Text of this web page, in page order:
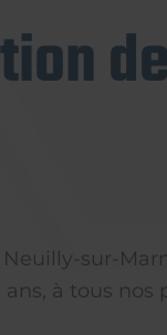
Neuilly-sur-
ans, à tous